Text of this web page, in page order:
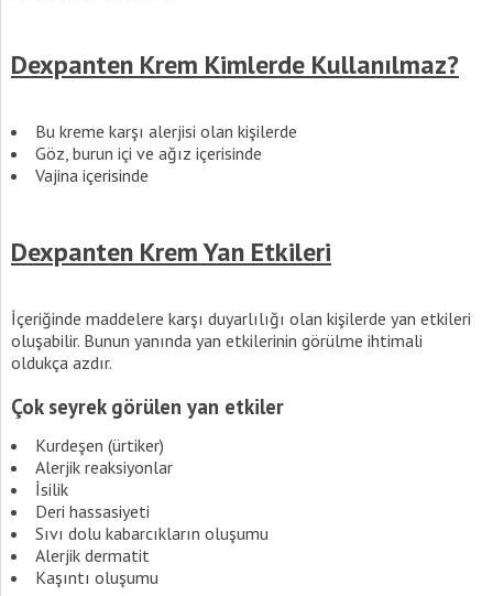
Dexpanten Krem Kimlerde Kullanılmaz?
Bu kreme karşı alerjisi olan kişilerde
Göz, burun içi ve ağız içerisinde
Vajina içerisinde
Dexpanten Krem Yan Etkileri
İçeriğinde maddelere karşı duyarlılığı olan kişilerde yan etkileri
oluşabilir. Bunun yanında yan etkilerinin görülme ihtimali
oldukça azdır.
Çok seyrek görülen yan etkiler
Kurdeşen (ürtiker)
Alerjik reaksiyonlar
İsilik
Deri hassasiyeti
Sıvı dolu kabarcıkların oluşumu
Alerjik dermatit
Kaşıntı oluşumu